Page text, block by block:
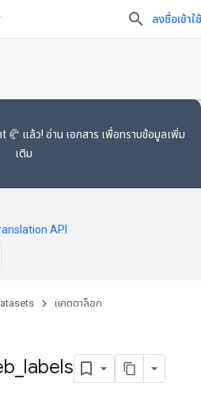
ลงชื่อเข้าใช้
🥐 แล้ว! อ่าน เอกสาร เพื่อทราบข้อมูลเพิ่ม
เติม
API
แคตตาล็อก
labels